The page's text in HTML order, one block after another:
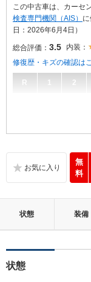
この中古車は、カーセ
検査専門機関（AIS）
日：2026年6月4日）
総合評価： 3.5 内装：
修復歴・キズの確認は
R 1 2
内外装に多少のキズ
標準的に使用されて
修復歴：無
無
料
状態 装備
状態